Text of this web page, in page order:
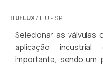
ITUFLUX / ITU - SP
Selecionar as válvulas
aplicação industrial
importante, sendo um